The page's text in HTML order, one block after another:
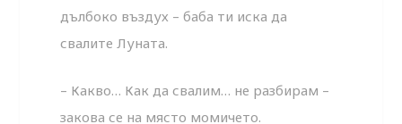
дълбоко въздух – баба ти иска да
свалите Луната.
– Какво… Как да свалим… не разбирам –
закова се на място момичето.